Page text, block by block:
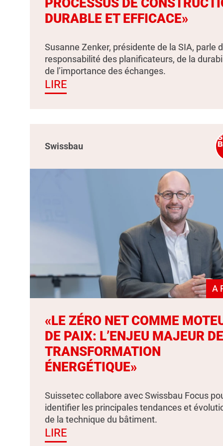
PROCESSUS DE
DURABLE ET EFFICACE»
Susanne Zenker, présidente de la SIA, parle
responsabilité des planificateurs, de la
de l’importance des échanges.
LIRE
Swissbau
A
«LE ZÉRO NET COMME
DE PAIX: L’ENJEU MAJEUR
TRANSFORMATION
ÉNERGÉTIQUE»
Suissetec collabore avec Swissbau Focus
identifier les principales tendances et
de la technique du bâtiment.
LIRE